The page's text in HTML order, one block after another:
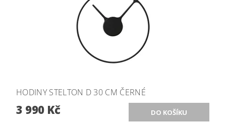
HODINY STELTON D 30 CM ČERNÉ
3 990 Kč